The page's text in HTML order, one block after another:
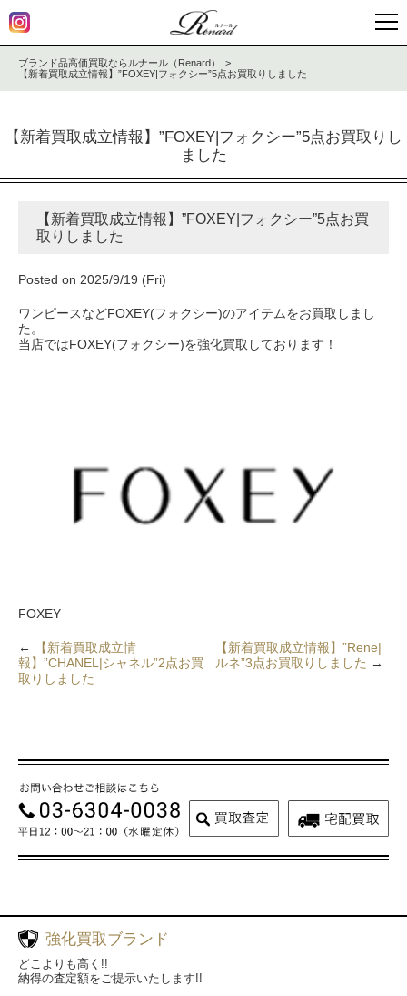
ブランド品高価買取ならルナール（Renard）
【新着買取成立情報】”FOXEY|フォクシー”5点お買取りしました
【新着買取成立情報】”FOXEY|フォクシー”5点お買取りし
ました
【新着買取成立情報】”FOXEY|フォクシー”5点お買
取りしました
Posted on 2025/9/19 (Fri)
ワンピースなどFOXEY(フォクシー)のアイテムをお買取しまし
た。
当店ではFOXEY(フォクシー)を強化買取しております！
FOXEY
←
【新着買取成立情
報】”CHANEL|シャネル”2点お買
取りしました
【新着買取成立情報】”Rene|
ルネ”3点お買取りしました →
強化買取ブランド
どこよりも高く!!
納得の査定額をご提示いたします!!